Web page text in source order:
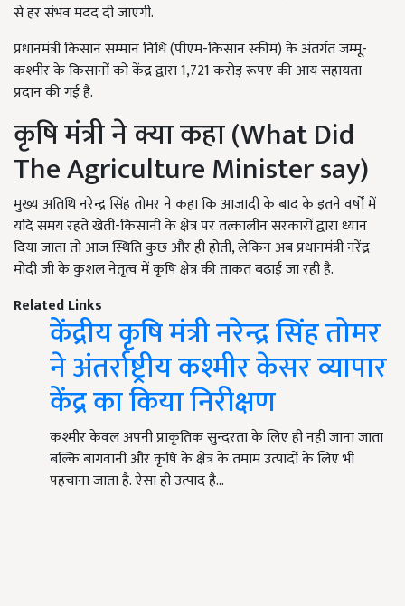
से हर संभव मदद दी जाएगी.
प्रधानमंत्री किसान सम्मान निधि (पीएम-किसान स्कीम) के अंतर्गत जम्मू-
कश्मीर के किसानों को केंद्र द्वारा 1,721 करोड़ रूपए की आय सहायता
प्रदान की गई है.
कृषि मंत्री ने क्या कहा (What Did
The Agriculture Minister say)
मुख्य अतिथि नरेन्द्र सिंह तोमर ने कहा कि आजादी के बाद के इतने वर्षों में
यदि समय रहते खेती-किसानी के क्षेत्र पर तत्कालीन सरकारों द्वारा ध्यान
दिया जाता तो आज स्थिति कुछ और ही होती, लेकिन अब प्रधानमंत्री नरेंद्र
मोदी जी के कुशल नेतृत्व में कृषि क्षेत्र की ताकत बढ़ाई जा रही है.
Related Links
केंद्रीय कृषि मंत्री नरेन्द्र सिंह तोमर
ने अंतर्राष्ट्रीय कश्मीर केसर व्यापार
केंद्र का किया निरीक्षण
कश्मीर केवल अपनी प्राकृतिक सुन्दरता के लिए ही नहीं जाना जाता
बल्कि बागवानी और कृषि के क्षेत्र के तमाम उत्पादों के लिए भी
पहचाना जाता है. ऐसा ही उत्पाद है…